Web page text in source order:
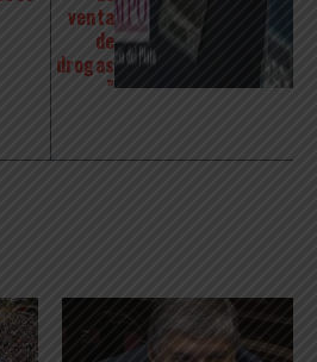
venta
de
drogas
”